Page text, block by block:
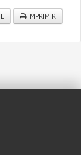
IMPRIMIR